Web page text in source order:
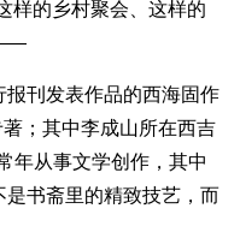
样的乡村聚会、这样的
——
刊发表作品的西海固作
；其中李成山所在西吉
年从事文学创作，其中
书斋里的精致技艺，而